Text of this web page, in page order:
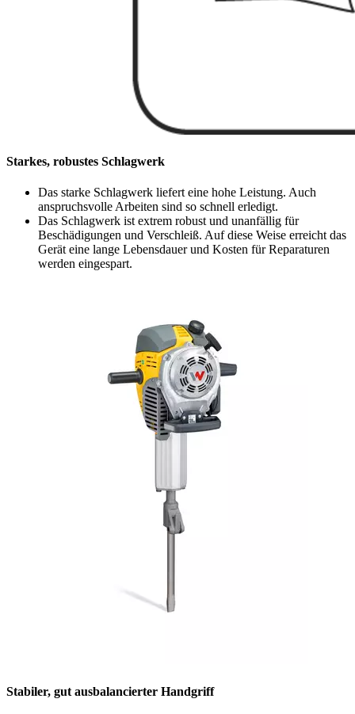
Starkes, robustes Schlagwerk
Das starke Schlagwerk liefert eine hohe Leistung. Auch
anspruchsvolle Arbeiten sind so schnell erledigt.
Das Schlagwerk ist extrem robust und unanfällig für
Beschädigungen und Verschleiß. Auf diese Weise erreicht das
Gerät eine lange Lebensdauer und Kosten für Reparaturen
werden eingespart.
Stabiler, gut ausbalancierter Handgriff